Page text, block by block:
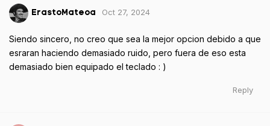
ErastoMateoa Oct 27, 2024
Siendo sincero, no creo que sea la mejor opcion debido a que
esraran haciendo demasiado ruido, pero fuera de eso esta
demasiado bien equipado el teclado : )
Reply